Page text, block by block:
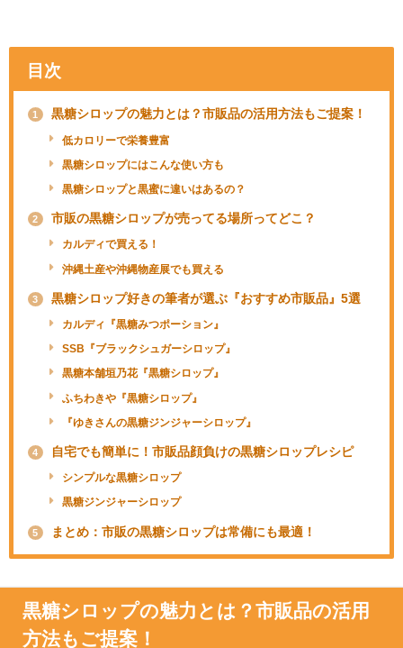
目次
1 黒糖シロップの魅力とは？市販品の活用方法もご提案！
低カロリーで栄養豊富
黒糖シロップにはこんな使い方も
黒糖シロップと黒蜜に違いはあるの？
2 市販の黒糖シロップが売ってる場所ってどこ？
カルディで買える！
沖縄土産や沖縄物産展でも買える
3 黒糖シロップ好きの筆者が選ぶ『おすすめ市販品』5選
カルディ『黒糖みつポーション』
SSB『ブラックシュガーシロップ』
黒糖本舗垣乃花『黒糖シロップ』
ふちわきや『黒糖シロップ』
『ゆきさんの黒糖ジンジャーシロップ』
4 自宅でも簡単に！市販品顔負けの黒糖シロップレシピ
シンプルな黒糖シロップ
黒糖ジンジャーシロップ
5 まとめ：市販の黒糖シロップは常備にも最適！
黒糖シロップの魅力とは？市販品の活用
方法もご提案！